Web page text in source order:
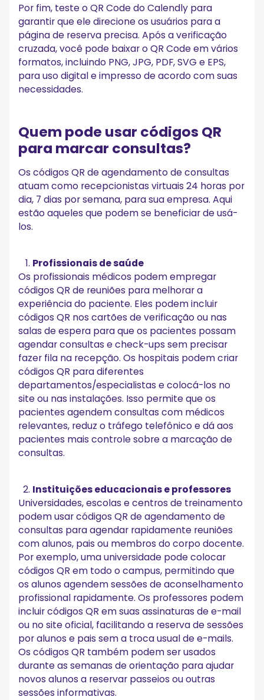
Por fim, teste o QR Code do Calendly para
garantir que ele direcione os usuários para a
página de reserva precisa. Após a verificação
cruzada, você pode baixar o QR Code em vários
formatos, incluindo PNG, JPG, PDF, SVG e EPS,
para uso digital e impresso de acordo com suas
necessidades.
Quem pode usar códigos QR
para marcar consultas?
Os códigos QR de agendamento de consultas
atuam como recepcionistas virtuais 24 horas por
dia, 7 dias por semana, para sua empresa. Aqui
estão aqueles que podem se beneficiar de usá-
los.
Profissionais de saúde
Os profissionais médicos podem empregar
códigos QR de reuniões para melhorar a
experiência do paciente. Eles podem incluir
códigos QR nos cartões de verificação ou nas
salas de espera para que os pacientes possam
agendar consultas e check-ups sem precisar
fazer fila na recepção. Os hospitais podem criar
códigos QR para diferentes
departamentos/especialistas e colocá-los no
site ou nas instalações. Isso permite que os
pacientes agendem consultas com médicos
relevantes, reduz o tráfego telefônico e dá aos
pacientes mais controle sobre a marcação de
consultas.
Instituições educacionais e professores
Universidades, escolas e centros de treinamento
podem usar códigos QR de agendamento de
consultas para agendar rapidamente reuniões
com alunos, pais ou membros do corpo docente.
Por exemplo, uma universidade pode colocar
códigos QR em todo o campus, permitindo que
os alunos agendem sessões de aconselhamento
profissional rapidamente. Os professores podem
incluir códigos QR em suas assinaturas de e-mail
ou no site oficial, facilitando a reserva de sessões
por alunos e pais sem a troca usual de e-mails.
Os códigos QR também podem ser usados
durante as semanas de orientação para ajudar
novos alunos a reservar passeios ou outras
sessões informativas.